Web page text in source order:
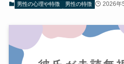
男性の心理や特徴 男性の特徴 2026年